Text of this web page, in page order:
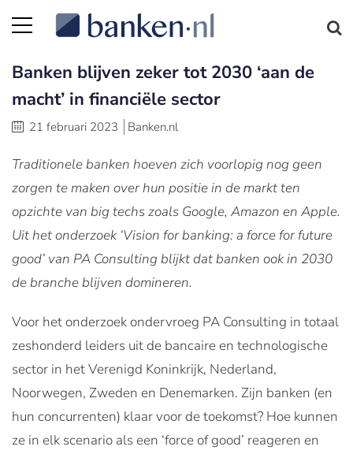
Banken blijven zeker tot 2030 ‘aan de
macht’ in financiële sector
21 februari 2023 Banken.nl
Traditionele banken hoeven zich voorlopig nog geen
zorgen te maken over hun positie in de markt ten
opzichte van big techs zoals Google, Amazon en Apple.
Uit het onderzoek ‘Vision for banking: a force for future
good’ van PA Consulting blijkt dat banken ook in 2030
de branche blijven domineren.
Voor het onderzoek ondervroeg PA Consulting in totaal
zeshonderd leiders uit de bancaire en technologische
sector in het Verenigd Koninkrijk, Nederland,
Noorwegen, Zweden en Denemarken. Zijn banken (en
hun concurrenten) klaar voor de toekomst? Hoe kunnen
ze in elk scenario als een ‘force of good’ reageren en